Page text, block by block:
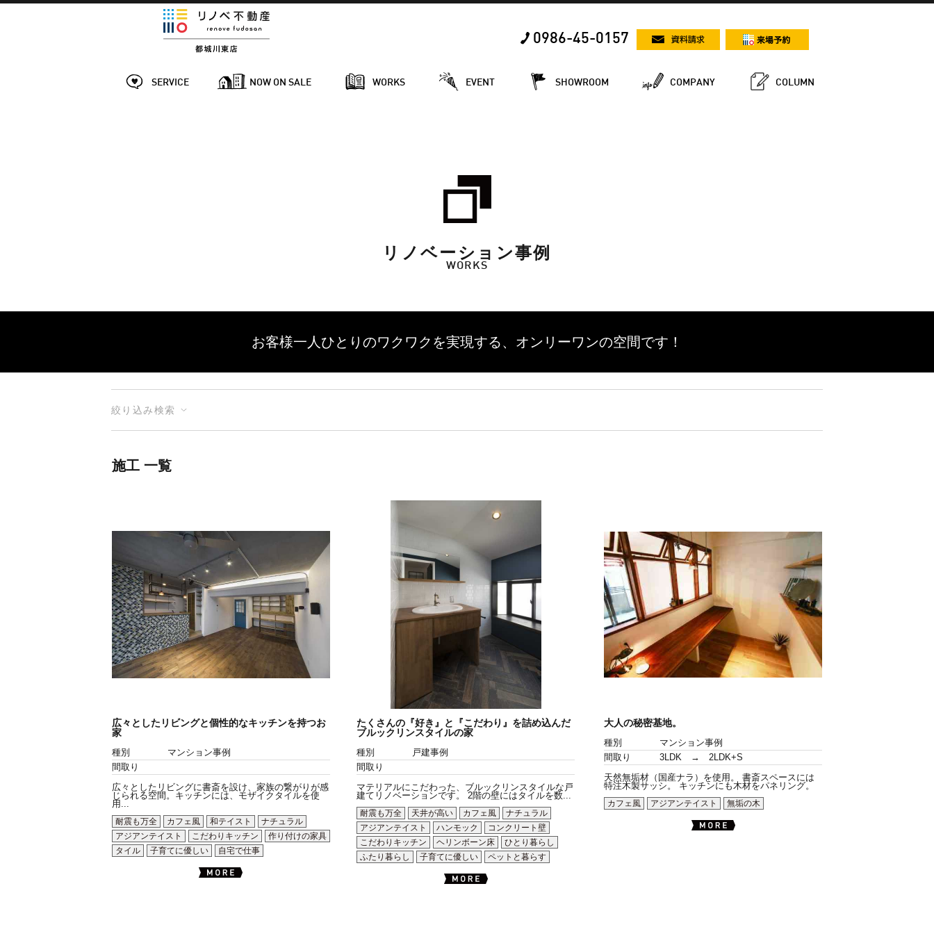
0986-45-0157
SERVICE NOW ON SALE WORKS EVENT SHOWROOM COMPANY COLUMN
リノベーション事例
WORKS
お客様一人ひとりのワクワクを実現する、 オンリーワンの空間です！
絞り込み検索
施工 一覧
広々としたリビングと個性的なキッチンを持つお
家
種別
マンション事例
間取り
広々としたリビングに書斎を設け、家族の繋がりが感
じられる空間。キッチンには、モザイクタイルを使
用...
耐震も万全
カフェ風 和テイスト
ナチュラル
アジアンテイスト
こだわりキッチン
作り付けの家具
タイル
子育てに優しい 自宅で仕事
たくさんの『好き』と『こだわり』を詰め込んだ
ブルックリンスタイルの家
種別
戸建事例
間取り
マテリアルにこだわった、ブルックリンスタイルな戸
建てリノベーションです。 2階の壁にはタイルを数...
耐震も万全
天井が高い カフェ風
ナチュラル
アジアンテイスト
ハンモック
コンクリート壁
こだわりキッチン
ヘリンボーン床
ひとり暮らし
ふたり暮らし
子育てに優しい ペットと暮らす
大人の秘密基地。
種別
マンション事例
間取り
3LDK → 2LDK+S
天然無垢材（国産ナラ）を使用。 書斎スペースには
特注木製サッシ。 キッチンにも木材をパネリング。
カフェ風
アジアンテイスト 無垢の木